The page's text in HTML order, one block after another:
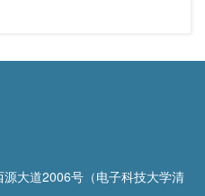
大道2006号（电子科技大学清